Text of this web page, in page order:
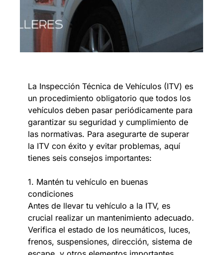
La Inspección Técnica de Vehículos (ITV) es
un procedimiento obligatorio que todos los
vehículos deben pasar periódicamente para
garantizar su seguridad y cumplimiento de
las normativas. Para asegurarte de superar
la ITV con éxito y evitar problemas, aquí
tienes seis consejos importantes:
1. Mantén tu vehículo en buenas
condiciones
Antes de llevar tu vehículo a la ITV, es
crucial realizar un mantenimiento adecuado.
Verifica el estado de los neumáticos, luces,
frenos, suspensiones, dirección, sistema de